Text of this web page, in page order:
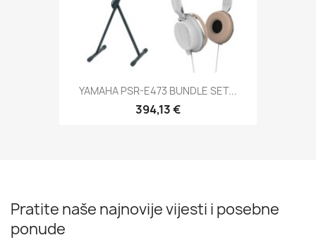
YAMAHA PSR-E473 BUNDLE SET...
394,13 €
Pratite naše najnovije vijesti i posebne
ponude